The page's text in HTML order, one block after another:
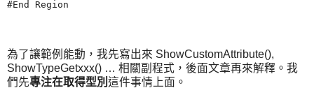
為了讓範例能動，我先寫出來 ShowCustomAttribute(),
ShowTypeGetxxx() … 相關副程式，後面文章再來解釋。我
們先專注在取得型別 這件事情上面。